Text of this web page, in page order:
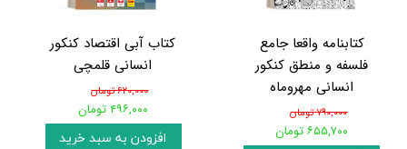
کتابنامه واقعا جامع
فلسفه و منطق کنکور
انسانی مهروماه
۷۹۰,۰۰۰ تومان
۶۵۵,۷۰۰ تومان
کتاب آبی اقتصاد کنکور
انسانی قلمچی
۶۲۰,۰۰۰ تومان
۴۹۶,۰۰۰ تومان
افزودن به سبد خرید